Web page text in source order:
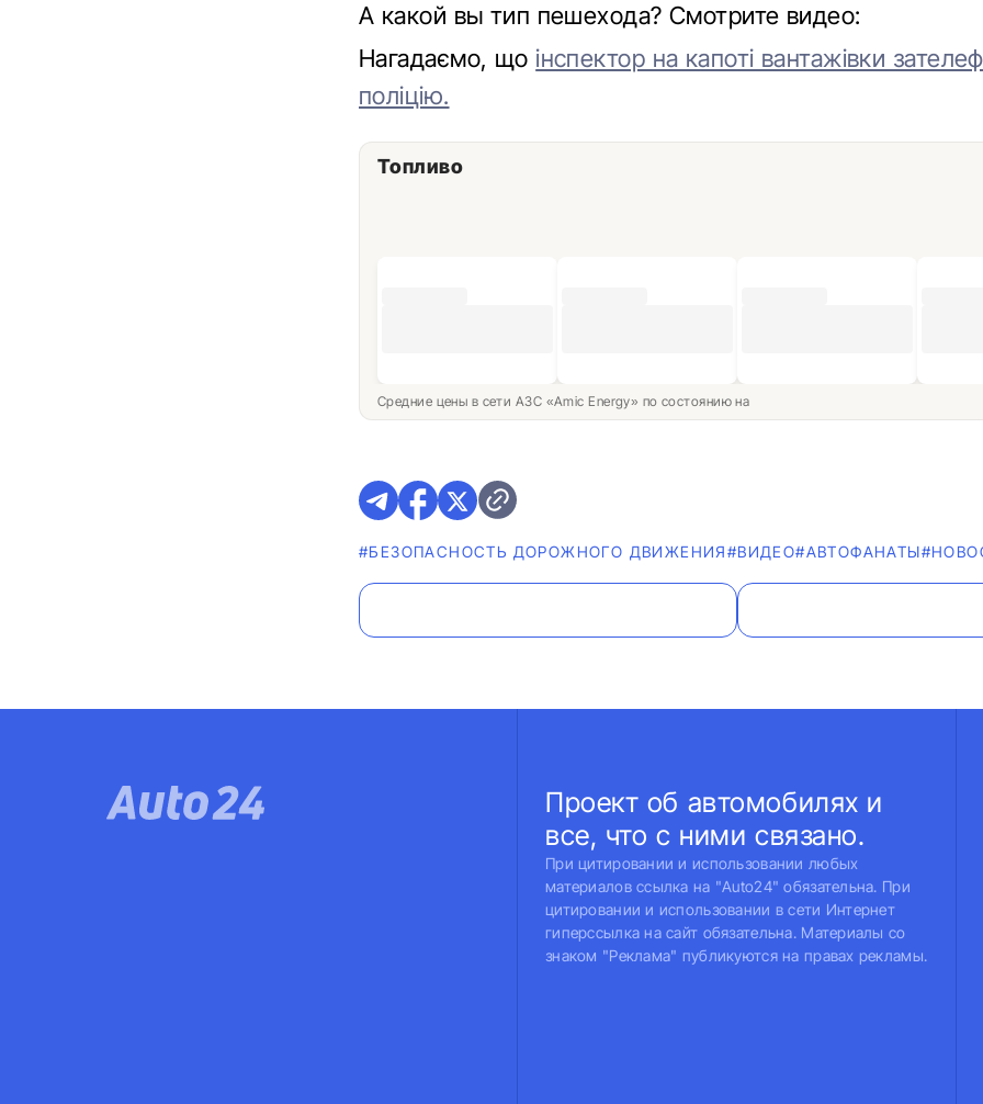
А какой вы тип пешехода? Смотрите видео:
Нагадаємо, що інспектор на капоті вантажівки
поліцію.
Топливо
Средние цены в сети АЗС «Amic Energy» по состоянию на
#БЕЗОПАСНОСТЬ ДОРОЖНОГО ДВИЖЕНИЯ#ВИДЕО#AВТОФАНАТЫ
Проект об автомобилях и
все, что с ними связано.
При цитировании и использовании любых
материалов ссылка на "Auto24" обязательна. При
цитировании и использовании в сети Интернет
гиперссылка на сайт обязательна. Материалы со
знаком "Реклама" публикуются на правах рекламы.